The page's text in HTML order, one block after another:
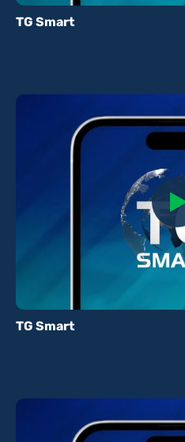
TG Smart
TG Smart